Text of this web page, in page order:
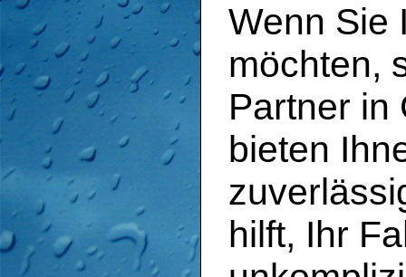
Wenn Sie
möchten,
Partner in
bieten
hilft, Ihr